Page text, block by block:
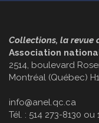
Collections, la revue
Association
2514, boulevard
Montréal (Québec)
info@anel.qc.ca
Tél. : 514 273-8130